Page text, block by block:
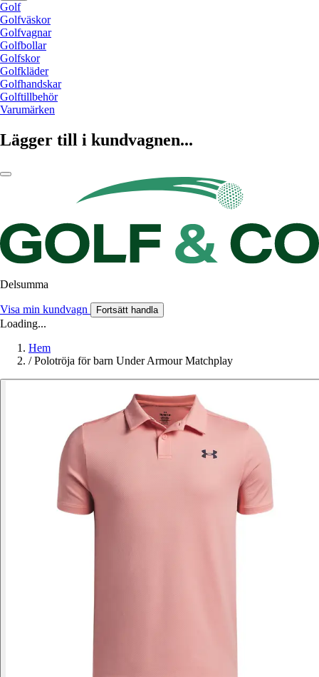
Golf
Golfväskor
Golfvagnar
Golfbollar
Golfskor
Golfkläder
Golfhandskar
Golftillbehör
Varumärken
Lägger till i kundvagnen...
Delsumma
Visa min kundvagn Fortsätt handla
Loading...
Hem
/ Polotröja för barn Under Armour Matchplay